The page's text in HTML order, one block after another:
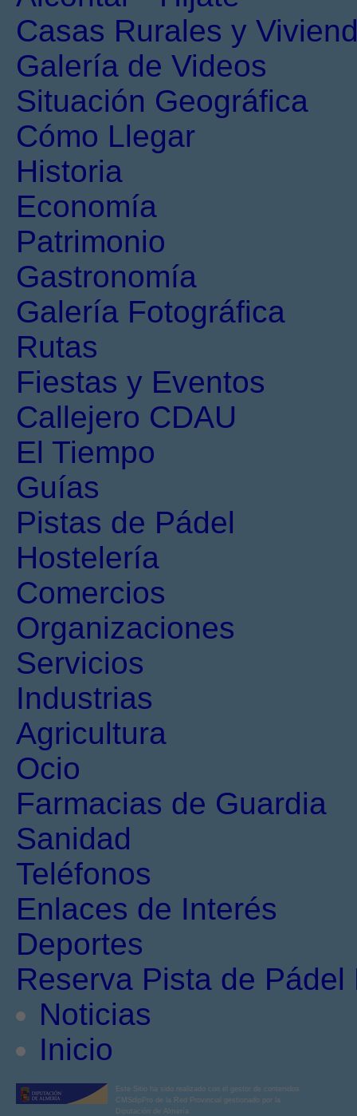
Casas Rurales y
Galería de Videos
Situación Geográfica
Cómo Llegar
Historia
Economía
Patrimonio
Gastronomía
Galería Fotográfica
Rutas
Fiestas y Eventos
Callejero CDAU
El Tiempo
Guías
Pistas de Pádel
Hostelería
Comercios
Organizaciones
Servicios
Industrias
Agricultura
Ocio
Farmacias de Guardia
Sanidad
Teléfonos
Enlaces de Interés
Deportes
Reserva Pista de Pádel
Noticias
Inicio
Este Sitio ha sido realizado con el gestor de contenidos
CMSdipPro de la Red Provincial gestionado por la
Diputación de Almería